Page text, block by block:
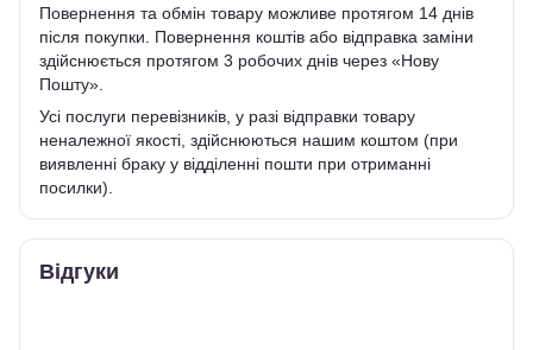
Повернення та обмін товару можливе протягом 14 днів
після покупки. Повернення коштів або відправка заміни
здійснюється протягом 3 робочих днів через «Нову
Пошту».
Усі послуги перевізників, у разі відправки товару
неналежної якості, здійснюються нашим коштом (при
виявленні браку у відділенні пошти при отриманні
посилки).
Відгуки